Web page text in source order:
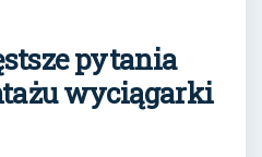
pytania
wyciągarki